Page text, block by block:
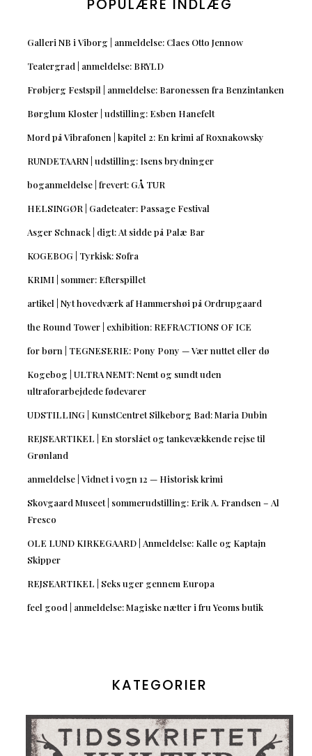
POPULÆRE INDLÆG
Galleri NB i Viborg | anmeldelse: Claes Otto Jennow
Teatergrad | anmeldelse: BRYLD
Frøbjerg Festspil | anmeldelse: Baronessen fra Benzintanken
Børglum Kloster | udstilling: Esben Hanefelt
Mord på Vibrafonen | kapitel 2: En krimi af Roxnakowsky
RUNDETAARN | udstilling: Isens brydninger
boganmeldelse | frevert: GÅ TUR
HELSINGØR | Gadeteater: Passage Festival
Asger Schnack | digt: At sidde på Palæ Bar
KOGEBOG | Tyrkisk: Sofra
KRIMI | sommer: Efterspillet
artikel | Nyt hovedværk af Hammershøi på Ordrupgaard
the Round Tower | exhibition: REFRACTIONS OF ICE
for børn | TEGNESERIE: Pony Pony — Vær nuttet eller dø
Kogebog | ULTRA NEMT: Nemt og sundt uden
ultraforarbejdede fødevarer
UDSTILLING | KunstCentret Silkeborg Bad: Maria Dubin
REJSEARTIKEL | En storslået og tankevækkende rejse til
Grønland
anmeldelse | Vidnet i vogn 12 — Historisk krimi
Skovgaard Museet | sommerudstilling: Erik A. Frandsen – Al
Fresco
OLE LUND KIRKEGAARD | Anmeldelse: Kalle og Kaptajn
Skipper
REJSEARTIKEL | Seks uger gennem Europa
feel good | anmeldelse: Magiske nætter i fru Yeoms butik
KATEGORIER